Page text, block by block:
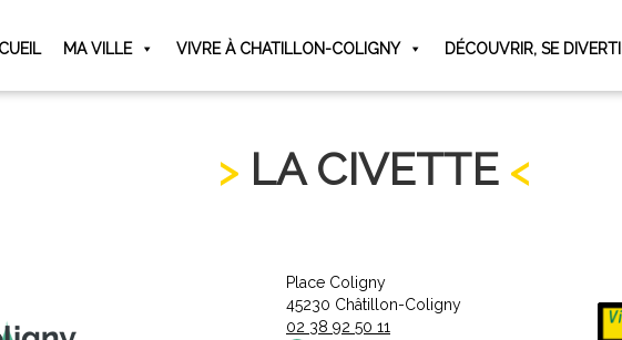
MA VILLE VIVRE À CHATILLON-COLIGNY DÉCOUVRIR, SE
LA CIVETTE
Place Coligny
45230 Châtillon-Coligny
02 38 92 50 11